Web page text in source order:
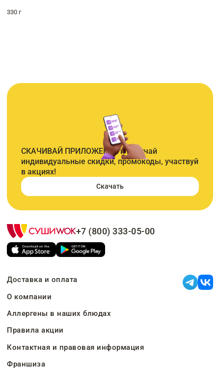
330 г
СКАЧИВАЙ ПРИЛОЖЕНИЕ и получай
индивидуальные скидки, промокоды, участвуй
в акциях!
Скачать
+7 (800) 333-05-00
Доставка и оплата
О компании
Аллергены в наших блюдах
Правила акции
Контактная и правовая информация
Франшиза